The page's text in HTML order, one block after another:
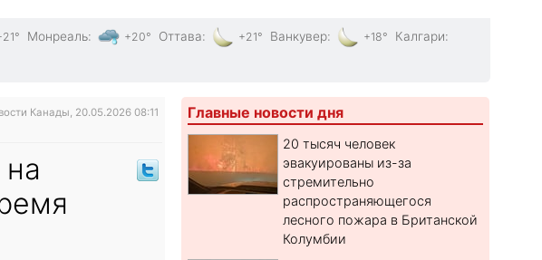
Монреаль: +20° Оттава: +21° Ванкувер: +18° Калгари:
Канады, 20.05.2026 08:11 Главные новости дня
20 тысяч человек
эвакуированы из-за
стремительно
распространяющегося
лесного пожара в Британской
Колумбии